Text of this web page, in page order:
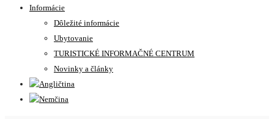
Informácie
Dôležité informácie
Ubytovanie
TURISTICKÉ INFORMAČNÉ CENTRUM
Novinky a články